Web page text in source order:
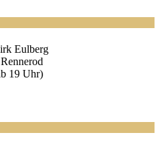
Eulberg
19 Uhr)